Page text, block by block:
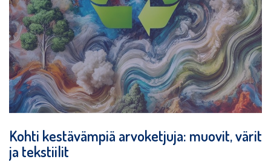
Kohti kestävämpiä arvoketjuja: muovit, värit
ja tekstiilit